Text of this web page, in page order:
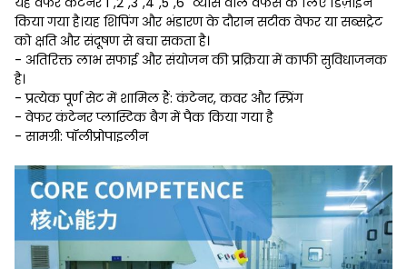
किया गया है।यह शिपिंग और भंडारण के दौरान सटीक वेफर या सब्सट्रेट
को क्षति और संदूषण से बचा सकता है।
- अतिरिक्त लाभ सफाई और संयोजन की प्रक्रिया में काफी सुविधाजनक
है।
- प्रत्येक पूर्ण सेट में शामिल हैं: कंटेनर, कवर और स्प्रिंग
- वेफर कंटेनर प्लास्टिक बैग में पैक किया गया है
- सामग्री: पॉलीप्रोपाइलीन